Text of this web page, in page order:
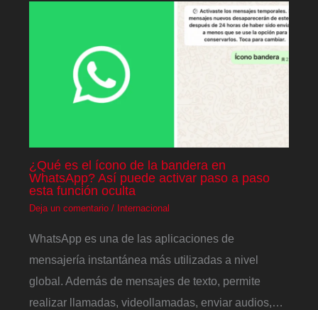
¿Qué es el ícono de la bandera en
WhatsApp? Así puede activar paso a paso
esta función oculta
Deja un comentario / Internacional
WhatsApp es una de las aplicaciones de
mensajería instantánea más utilizadas a nivel
global. Además de mensajes de texto, permite
realizar llamadas, videollamadas, enviar audios,…